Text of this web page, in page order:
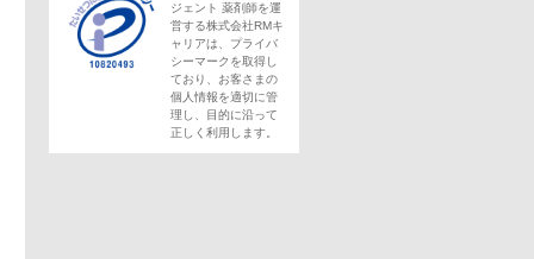
ジェント 薬剤師を運
営する株式会社RMキ
ャリアは、プライバ
シーマークを取得し
ており、お客さまの
個人情報を適切に管
理し、目的に沿って
正しく利用します。